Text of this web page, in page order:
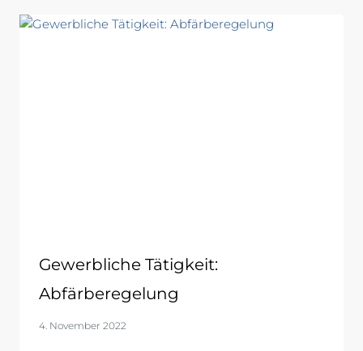
Gewerbliche Tätigkeit:
Abfärberegelung
4. November 2022